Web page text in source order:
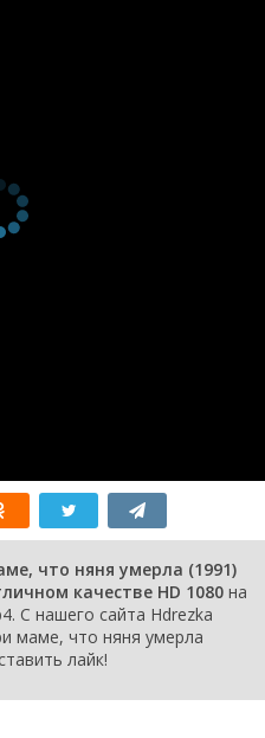
что няня умерла (1991)
качестве HD 1080 на
С нашего сайта Hdrezka
маме, что няня умерла
лайк!